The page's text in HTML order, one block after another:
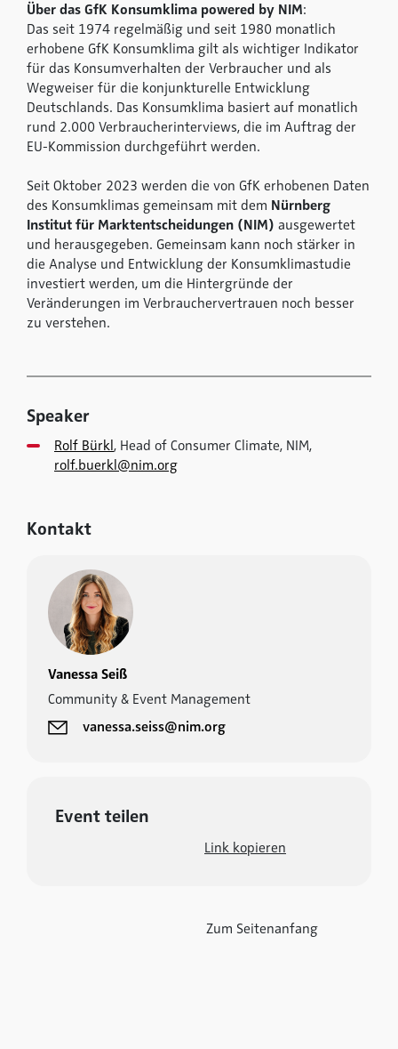
Über das GfK Konsumklima powered by NIM:
Das seit 1974 regelmäßig und seit 1980 monatlich
erhobene GfK Konsumklima gilt als wichtiger Indikator
für das Konsumverhalten der Verbraucher und als
Wegweiser für die konjunkturelle Entwicklung
Deutschlands. Das Konsumklima basiert auf monatlich
rund 2.000 Verbraucherinterviews, die im Auftrag der
EU-Kommission durchgeführt werden.
Seit Oktober 2023 werden die von GfK erhobenen Daten
des Konsumklimas gemeinsam mit dem Nürnberg
Institut für Marktentscheidungen (NIM) ausgewertet
und herausgegeben. Gemeinsam kann noch stärker in
die Analyse und Entwicklung der Konsumklimastudie
investiert werden, um die Hintergründe der
Veränderungen im Verbrauchervertrauen noch besser
zu verstehen.
Speaker
Rolf Bürkl, Head of Consumer Climate, NIM,
rolf.buerkl@nim.org
Kontakt
Vanessa Seiß
Community & Event Management
vanessa.seiss@nim.org
Event teilen
Link kopieren
Zum Seitenanfang